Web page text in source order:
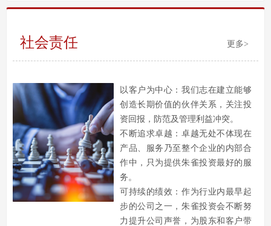
社会责任 更多>
以客户为中心：我们志在建立能够
创造长期价值的伙伴关系，关注投
资回报，防范及管理利益冲突。
不断追求卓越：卓越无处不体现在
产品、服务乃至整个企业的内部合
作中，只为提供朱雀投资最好的服
务。
可持续的绩效：作为行业内最早起
步的公司之一，朱雀投资会不断努
力提升公司声誉，为股东和客户带